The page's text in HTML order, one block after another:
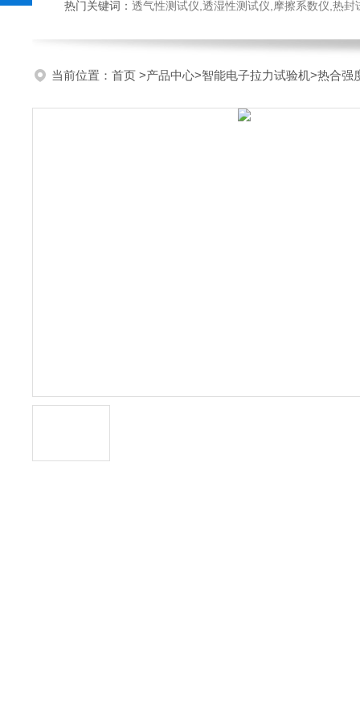
热门关键词： 透气性测试仪,透湿性测试仪,摩擦系数仪,热封试验仪,
当前位置： 首页 >产品中心>智能电子拉力试验机>热合强